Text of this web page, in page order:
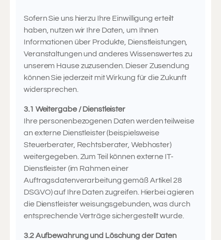
Sofern Sie uns hierzu Ihre Einwilligung erteilt
haben, nutzen wir Ihre Daten, um Ihnen
Informationen über Produkte, Dienstleistungen,
Veranstaltungen und anderes Wissenswertes zu
unserem Hause zuzusenden. Dieser Zusendung
können Sie jederzeit mit Wirkung für die Zukunft
widersprechen.
3.1 Weitergabe / Dienstleister
Ihre personenbezogenen Daten werden teilweise
an externe Dienstleister (beispielsweise
Steuerberater, Rechtsberater, Webhoster)
weitergegeben. Zum Teil können externe IT-
Dienstleister (im Rahmen einer
Auftragsdatenverarbeitung gemäß Artikel 28
DSGVO) auf Ihre Daten zugreifen. Hierbei agieren
die Dienstleister weisungsgebunden, was durch
entsprechende Verträge sichergestellt wurde.
3.2 Aufbewahrung und Löschung der Daten